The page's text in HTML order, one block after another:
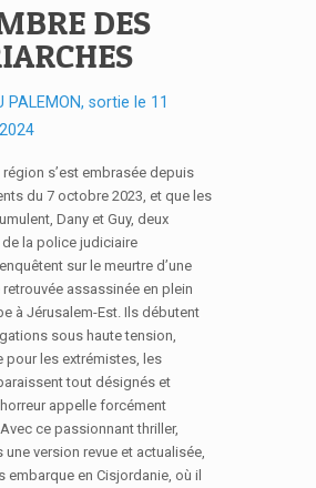
DES
PALEMON, sortie le 11
s’est embrasée depuis
du 7 octobre 2023, et que les
Dany et Guy, deux
la police judiciaire
sur le meurtre d’une
retrouvée assassinée en plein
à Jérusalem-Est. Ils débutent
sous haute tension,
pour les extrémistes, les
tout désignés et
horreur appelle forcément
ce passionnant thriller,
une version revue et actualisée,
embarque en Cisjordanie, où il